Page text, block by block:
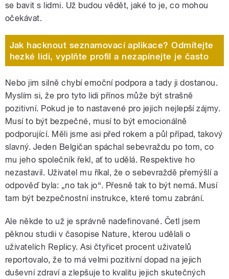
se bavit s lidmi. Už budou vědět, jaké to je, co mohou
očekávat.
Jak hacknout seznamovací aplikace? Odmítejte
hezké lidi, vyplňte profil a nezapínejte je často
Nebo jim silně chybí emoční podpora a tady ji dostanou.
Myslím si, že pro tyto lidi přínos může být strašně
pozitivní. Pokud je to nastavené pro jejich nejlepší zájmy.
Musí to být bezpečné, musí to být emocionálně
podporující. Měli jsme asi před rokem a půl případ, takový
slavný. Jeden Belgičan spáchal sebevraždu po tom, co
mu jeho společník řekl, ať to udělá. Respektive ho
nezastavil. Uživatel mu říkal, že o sebevraždě přemýšlí a
odpověď byla: „no tak jo“. Přesně tak to být nemá. Musí
tam být bezpečnostní instrukce, které tomu zabrání.
Ale někde to už je správně nadefinované. Četl jsem
pěknou studii v časopise Nature, kterou udělali o
uživatelích Replicy. Asi čtyřicet procent uživatelů
reportovalo, že to má velmi pozitivní dopad na jejich
duševní zdraví a zlepšuje to kvalitu jejich skutečných